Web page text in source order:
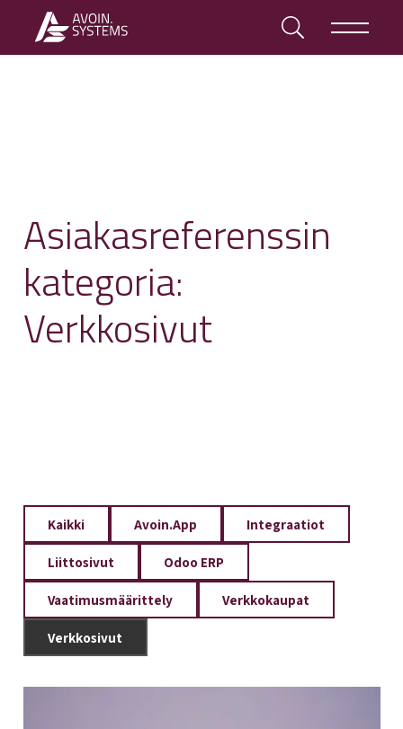
Asiakasreferenssin
kategoria:
Verkkosivut
Kaikki Avoin.App Integraatiot
Liittosivut Odoo ERP
Vaatimusmäärittely Verkkokaupat
Verkkosivut